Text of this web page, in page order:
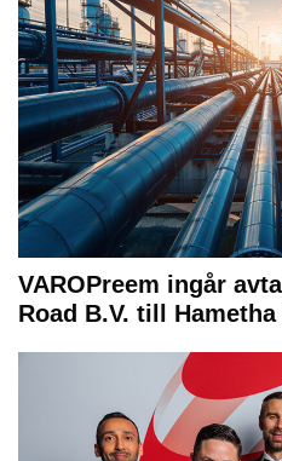
VAROPreem ingår
Road B.V. till Hametha